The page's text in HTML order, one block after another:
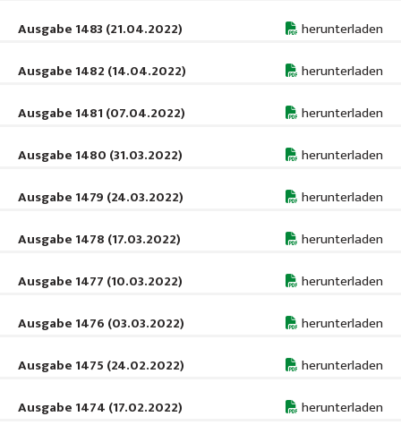
Ausgabe 1483 (21.04.2022)
herunterladen
Ausgabe 1482 (14.04.2022)
herunterladen
Ausgabe 1481 (07.04.2022)
herunterladen
Ausgabe 1480 (31.03.2022)
herunterladen
Ausgabe 1479 (24.03.2022)
herunterladen
Ausgabe 1478 (17.03.2022)
herunterladen
Ausgabe 1477 (10.03.2022)
herunterladen
Ausgabe 1476 (03.03.2022)
herunterladen
Ausgabe 1475 (24.02.2022)
herunterladen
Ausgabe 1474 (17.02.2022)
herunterladen